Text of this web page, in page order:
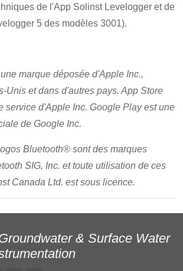
de l'App Solinst Levelogger et de
5 des modèles 3001).
marque déposée d'Apple Inc.,
Unis et dans d'autres pays. App Store
service d'Apple Inc. Google Play est une
de Google Inc.
Bluetooth® sont des marques
SIG, Inc. et toute utilisation de ces
Canada Ltd. est sous licence.
& Surface Water